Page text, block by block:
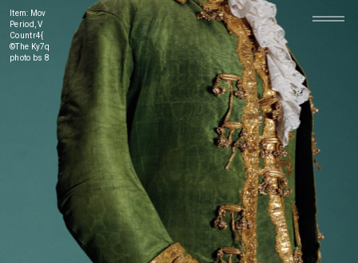
Item: Men’s suit
Period: First half of 18th Century
Country: Itary
©The Kyoto Costume Institute,
photo by Taishi Hirokawa